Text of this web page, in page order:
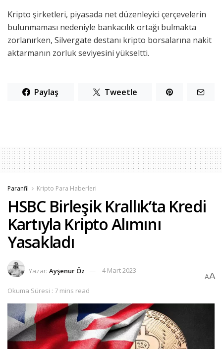
Kripto şirketleri, piyasada net düzenleyici çerçevelerin
bulunmaması nedeniyle bankacılık ortağı bulmakta
zorlanırken, Silvergate destanı kripto borsalarına nakit
aktarmanın zorluk seviyesini yükseltti.
Paylaş Tweetle
Paranfil Kripto Para Haberleri
HSBC Birleşik Krallık’ta Kredi
Kartıyla Kripto Alımını
Yasakladı
Yazar: Ayşenur Öz 4 Mart 2023
Okuma Süresi : 7 mins read
AA